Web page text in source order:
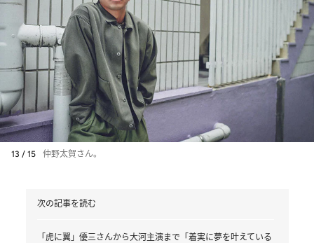
13 / 15 仲野太賀さん。
次の記事を読む
「虎に翼」優三さんから大河主演まで「着実に夢を叶えている